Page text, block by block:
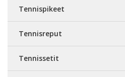
Tennispikeet
Tennisreput
Tennissetit